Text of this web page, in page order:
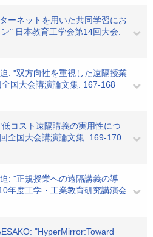
ーネットを用いた共同学習にお
" 日本教育工学会第14回大会.
: "双方向性を重視した遠隔授業
国大会講演論文集. 167-168
コスト遠隔講義の実用性につ
全国大会講演論文集. 169-170
: "正規授業への遠隔講義の導
年度工学・工業教育研究講演会
"HyperMirror:Toward